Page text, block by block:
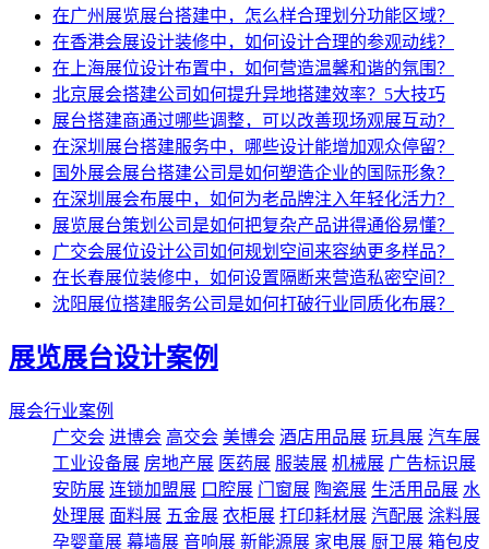
在广州展览展台搭建中，怎么样合理划分功能区域？
在香港会展设计装修中，如何设计合理的参观动线？
在上海展位设计布置中，如何营造温馨和谐的氛围？
北京展会搭建公司如何提升异地搭建效率？5大技巧
展台搭建商通过哪些调整，可以改善现场观展互动？
在深圳展台搭建服务中，哪些设计能增加观众停留？
国外展会展台搭建公司是如何塑造企业的国际形象？
在深圳展会布展中，如何为老品牌注入年轻化活力？
展览展台策划公司是如何把复杂产品讲得通俗易懂？
广交会展位设计公司如何规划空间来容纳更多样品？
在长春展位装修中，如何设置隔断来营造私密空间？
沈阳展位搭建服务公司是如何打破行业同质化布展？
展览展台设计案例
展会行业案例
广交会 进博会 高交会 美博会 酒店用品展 玩具展 汽车展
工业设备展 房地产展 医药展 服装展 机械展 广告标识展
安防展 连锁加盟展 口腔展 门窗展 陶瓷展 生活用品展 水
处理展 面料展 五金展 衣柜展 打印耗材展 汽配展 涂料展
孕婴童展 幕墙展 音响展 新能源展 家电展 厨卫展 箱包皮